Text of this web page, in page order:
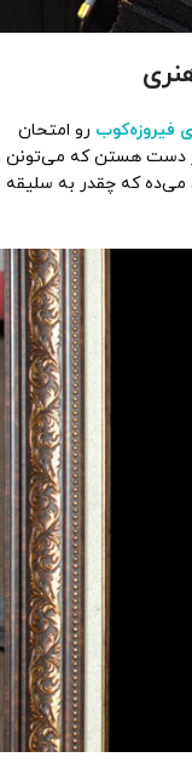
فیروزه‌کوب رو امتحان
دست هستن که می‌تونن
می‌ده که چقدر به سلیقه